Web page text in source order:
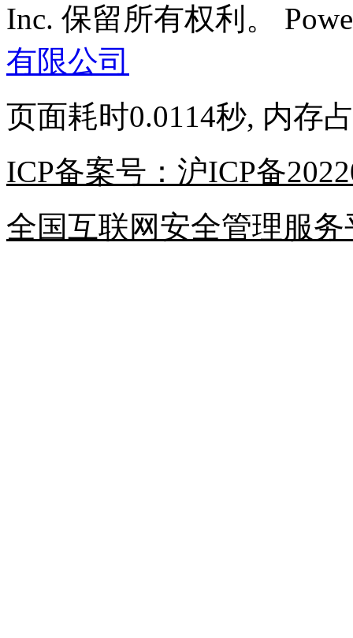
Inc. 保留所有权利。
有限公司
页面耗时0.0114秒, 内存
ICP备案号：沪ICP备
全国互联网安全管理服务